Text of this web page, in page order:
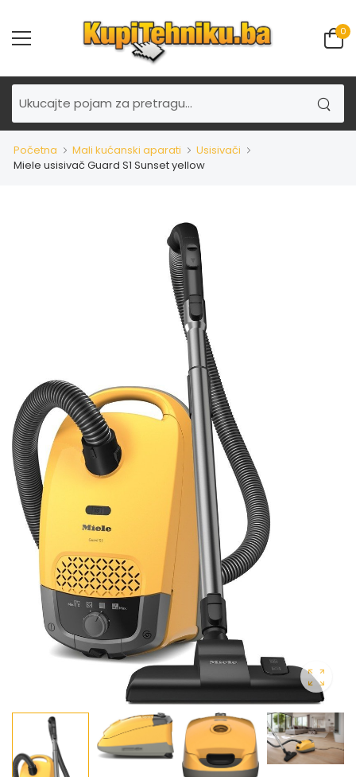
0
Početna Mali kućanski aparati
Usisivači
Miele usisivač Guard S1 Sunset yellow